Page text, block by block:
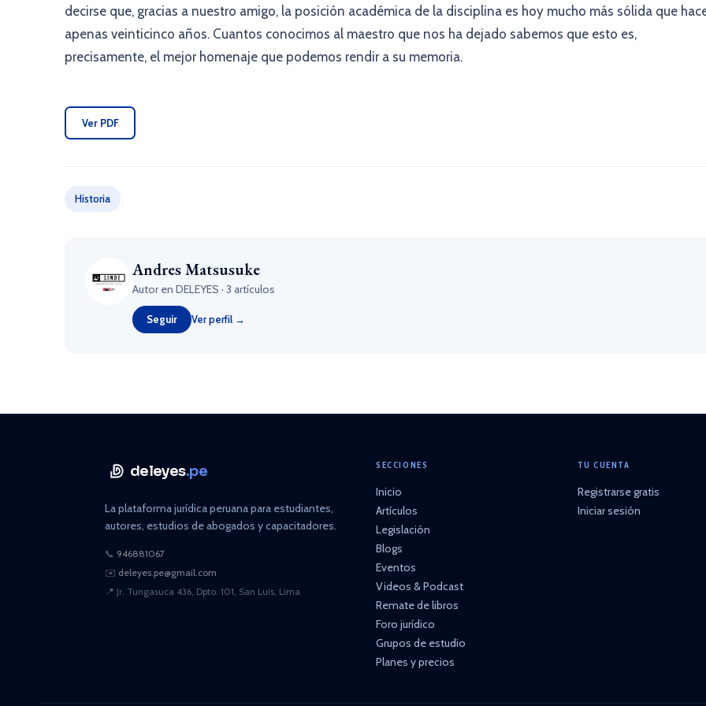
decirse que, gracias a nuestro amigo, la posición académica de la disciplina es hoy mucho más sólida que
apenas veinticinco años. Cuantos conocimos al maestro que nos ha dejado sabemos que esto es,
precisamente, el mejor homenaje que podemos rendir a su memoria.
Ver PDF
Historia
Andres Matsusuke
Autor en DELEYES · 3 artículos
Seguir Ver perfil →
deleyes.pe
La plataforma jurídica peruana para estudiantes,
autores, estudios de abogados y capacitadores.
📞 946881067
✉️ deleyes.pe@gmail.com
📍 Jr. Tungasuca 436, Dpto. 101, San Luis, Lima
SECCIONES
Inicio
Artículos
Legislación
Blogs
Eventos
Videos & Podcast
Remate de libros
Foro jurídico
Grupos de estudio
Planes y precios
TU CUENTA
Registrarse gratis
Iniciar sesión